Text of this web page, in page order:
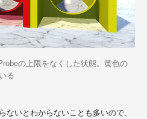
の上限をなくした状態。黄色の
る
ないとわからないことも多いので、